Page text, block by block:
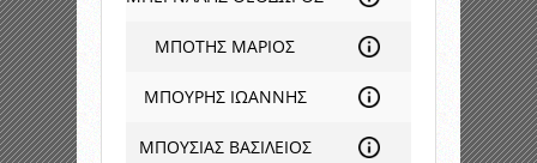
ΜΠΟΤΗΣ ΜΑΡΙΟΣ
ΜΠΟΥΡΗΣ ΙΩΑΝΝΗΣ
ΜΠΟΥΣΙΑΣ ΒΑΣΙΛΕΙΟΣ